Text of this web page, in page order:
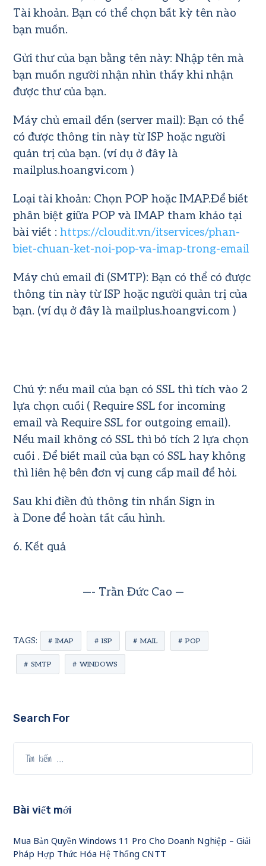
Tài khoản. Bạn có thể chọn bất kỳ tên nào
bạn muốn.
Gửi thư của bạn bằng tên này: Nhập tên mà
bạn muốn người nhận nhìn thấy khi nhận
được thư của bạn.
Máy chủ email đến (server mail): Bạn có thể
có được thông tin này từ ISP hoặc người
quản trị của bạn. (ví dụ ở đây là
mailplus.hoangvi.com )
Loại tài khoản: Chọn POP hoặc IMAP.Để biết
phân biệt giữa POP và IMAP tham khảo tại
bài viết :https://cloudit.vn/itservices/phan-
biet-chuan-ket-noi-pop-va-imap-trong-email
Máy chủ email đi (SMTP): Bạn có thể có được
thông tin này từ ISP hoặc người quản trị của
bạn. (ví dụ ở đây là mailplus.hoangvi.com )
Chú ý: nếu mail của bạn có SSL thì tích vào 2
lựa chọn cuối ( Require SSL for incoming
email và Require SSL for outgoing email).
Nếu mail không có SSL thì bỏ tích 2 lựa chọn
cuối . Để biết mail của bạn có SSL hay không
thì liên hệ bên đơn vị cung cấp mail để hỏi.
Sau khi điền đủ thông tin nhấn Sign in
à Done để hoàn tất cấu hình.
6. Kết quả
—- Trần Đức Cao —
TAGS: IMAP ISP MAIL POP
SMTP WINDOWS
Search For
Bài viết mới
Mua Bản Quyền Windows 11 Pro Cho Doanh Nghiệp – Giải
Pháp Hợp Thức Hóa Hệ Thống CNTT